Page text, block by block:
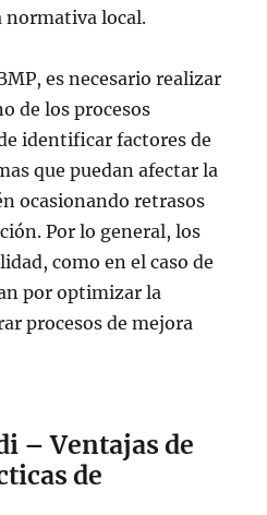
normativa local.
es necesario realizar
de los procesos
identificar factores de
que puedan afectar la
ocasionando retrasos
Por lo general, los
como en el caso de
por optimizar la
procesos de mejora
– Ventajas de
de